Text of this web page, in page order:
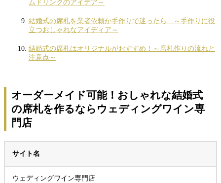
ムドリンクのアイデア～
結婚式の席札を業者依頼か手作りで迷ったら…～手作りに役
立つおしゃれなアイディア～
結婚式の席札はオリジナルがおすすめ！～席札作りの流れと
注意点～
オーダーメイド可能！おしゃれな結婚式
の席札を作るならウェディングワイン専
門店
サイト名
ウェディングワイン専門店